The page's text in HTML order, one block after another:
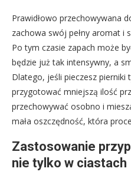
Prawidłowo przechowywana
zachowa swój pełny aromat i
Po tym czasie zapach może
będzie już tak intensywny, a
Dlatego, jeśli pieczesz pierniki
przygotować mniejszą ilość
przechowywać osobno i
mała oszczędność, która
Zastosowanie
nie tylko w ciastach